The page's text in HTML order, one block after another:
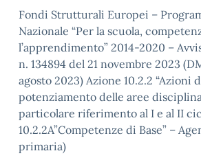
Fondi Strutturali Europei –
Nazionale “Per la scuola,
l’apprendimento” 2014-2020 –
n. 134894 del 21 novembre 2023
agosto 2023) Azione 10.2.2 “Azioni
potenziamento delle aree
particolare riferimento al I e al II
10.2.2A”Competenze di Base” –
primaria)